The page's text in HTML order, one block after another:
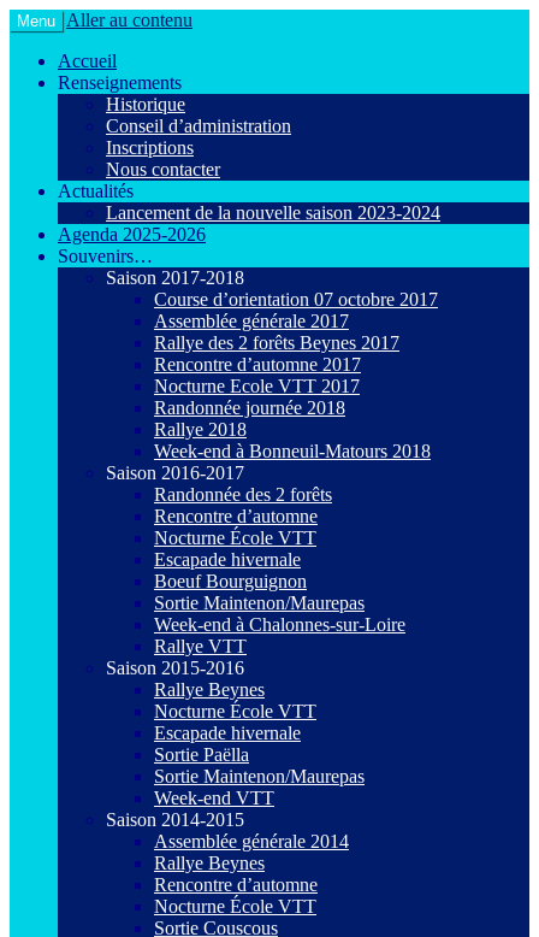
Agiot VTT Maurepas
Le VTT loisir en toute convivialité !
Menu
Aller au contenu
Accueil
Renseignements
Historique
Conseil d’administration
Inscriptions
Nous contacter
Actualités
Lancement de la nouvelle saison 2023-2024
Agenda 2025-2026
Souvenirs…
Saison 2017-2018
Course d’orientation 07 octobre 2017
Assemblée générale 2017
Rallye des 2 forêts Beynes 2017
Rencontre d’automne 2017
Nocturne Ecole VTT 2017
Randonnée journée 2018
Rallye 2018
Week-end à Bonneuil-Matours 2018
Saison 2016-2017
Randonnée des 2 forêts
Rencontre d’automne
Nocturne École VTT
Escapade hivernale
Boeuf Bourguignon
Sortie Maintenon/Maurepas
Week-end à Chalonnes-sur-Loire
Rallye VTT
Saison 2015-2016
Rallye Beynes
Nocturne École VTT
Escapade hivernale
Sortie Paëlla
Sortie Maintenon/Maurepas
Week-end VTT
Saison 2014-2015
Assemblée générale 2014
Rallye Beynes
Rencontre d’automne
Nocturne École VTT
Sortie Couscous